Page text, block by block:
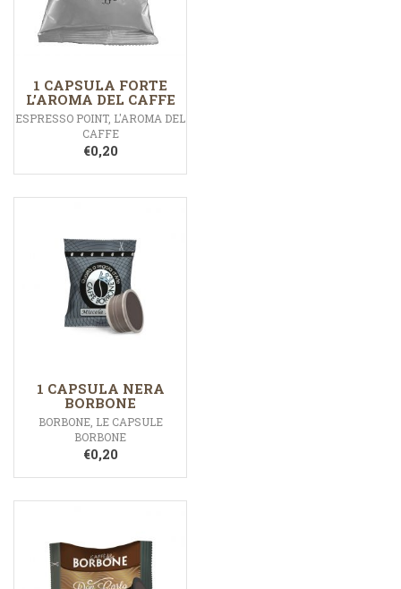
1 CAPSULA FORTE
L’AROMA DEL CAFFE
ESPRESSO POINT, L'AROMA DEL
CAFFE
€0,20
1 CAPSULA NERA
BORBONE
BORBONE, LE CAPSULE
BORBONE
€0,20